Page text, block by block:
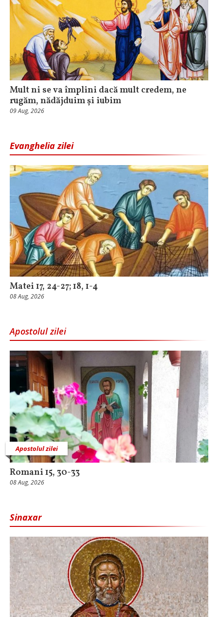
Mult ni se va împlini dacă mult credem, ne
rugăm, nădăjduim și iubim
09 Aug, 2026
Evanghelia zilei
Matei 17, 24-27; 18, 1-4
08 Aug, 2026
Apostolul zilei
Apostolul zilei
Romani 15, 30-33
08 Aug, 2026
Sinaxar